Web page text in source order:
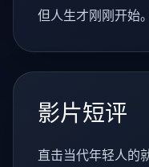
但人生才刚刚开始
影片短评
直击当代年轻人的